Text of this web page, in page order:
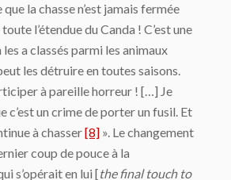
que la chasse n’est jamais fermée
l’étendue du Canda ! C’est une
a classés parmi les animaux
les détruire en toutes saisons.
à pareille horreur ! […] Je
c’est un crime de porter un fusil. Et
à chasser[8] ». Le changement
coup de pouce à la
s’opérait en lui [the final touch to